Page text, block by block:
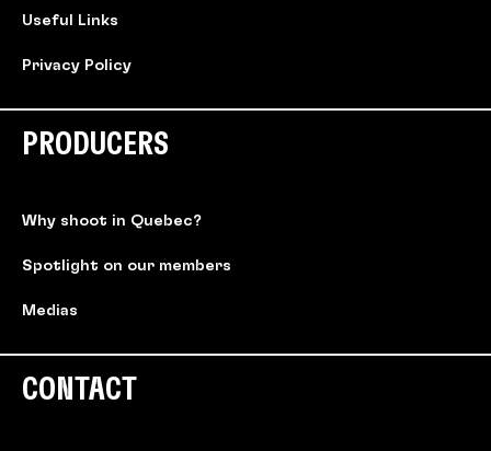
Useful Links
Privacy Policy
PRODUCERS
Why shoot in Quebec?
Spotlight on our members
Medias
CONTACT